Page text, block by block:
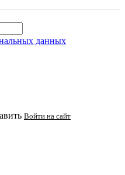
данных
Войти на сайт